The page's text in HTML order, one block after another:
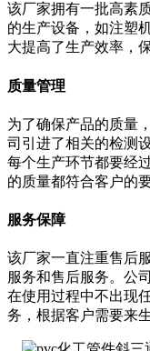
该厂家拥有一批高素
的生产设备，如注塑
大提高了生产效率，
质量管理
为了确保产品的质量
司引进了相关的检测
每个生产环节都要经
的质量都符合客户的
服务保障
该厂家一直注重售后
服务和售后服务。公
在使用过程中不出现
务，根据客户需要来